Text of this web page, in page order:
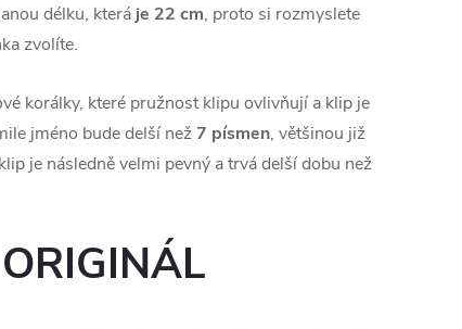
délku, která je 22 cm, proto si rozmyslete
zvolíte.
korálky, které pružnost klipu ovlivňují a klip je
jméno bude delší než 7 písmen, většinou již
je následně velmi pevný a trvá delší dobu než